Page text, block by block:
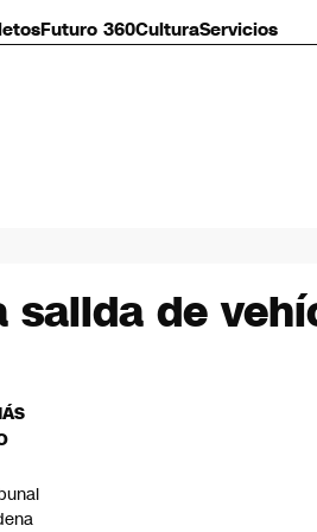
Futuro 360CulturaServicios
salida de